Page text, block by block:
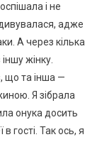
і не
адже
А через кілька
жінку.
що та інша —
Я зібрала
онука досить
в гості. Так ось, я